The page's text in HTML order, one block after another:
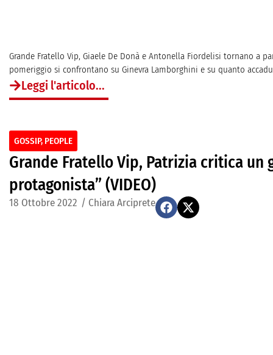
Grande Fratello Vip, Giaele De Donà e Antonella Fiordelisi tornano a
pomeriggio si confrontano su Ginevra Lamborghini e su quanto
Leggi l'articolo...
GOSSIP, PEOPLE
Grande Fratello Vip, Patrizia critica
protagonista” (VIDEO)
18 Ottobre 2022 / Chiara Arciprete